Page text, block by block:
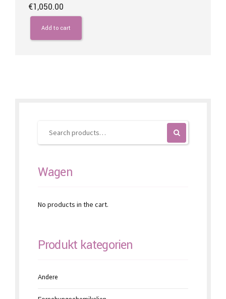
€1,050.00
Add to cart
Wagen
No products in the cart.
Produkt kategorien
Andere